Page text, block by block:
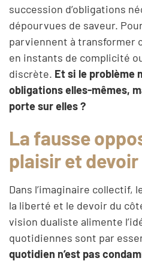
succession d’obligations
dépourvues de saveur.
parviennent à transformer
en instants de complicité
discrète. Et si le problème
obligations elles-mêmes,
porte sur elles ?
La fausse
plaisir et devoir
Dans l’imaginaire collectif,
la liberté et le devoir du
vision dualiste alimente
quotidiennes sont par
quotidien n’est pas